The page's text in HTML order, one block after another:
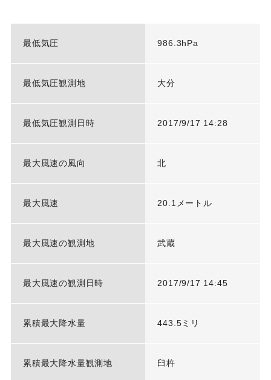
最低気圧 986.3hPa
最低気圧観測地 大分
最低気圧観測日時 2017/9/17 14:28
最大風速の風向 北
最大風速 20.1メートル
最大風速の観測地 武蔵
最大風速の観測日時 2017/9/17 14:45
累積最大降水量 443.5ミリ
累積最大降水量観測地 臼杵